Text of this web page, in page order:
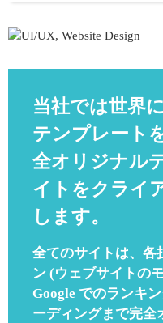
当社では世界
テンプレート
全オリジナル
イトをクライ
します。
全てのサイトは、各
ン (ウェブサイトの
Google でのランキ
ーディングまで完全